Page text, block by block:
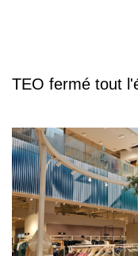
TEO fermé tout